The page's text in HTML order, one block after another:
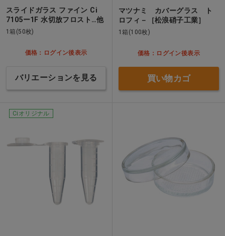
スライドガラス ファイン Ci
7105ー1F 水切放フロスト…他
1箱(50枚)
価格：ログイン後表示
バリエーションを見る
マツナミ カバーグラス ト
ロフィ－［松浪硝子工業］
1箱(100枚)
価格：ログイン後表示
買い物カゴ
Ciオリジナル